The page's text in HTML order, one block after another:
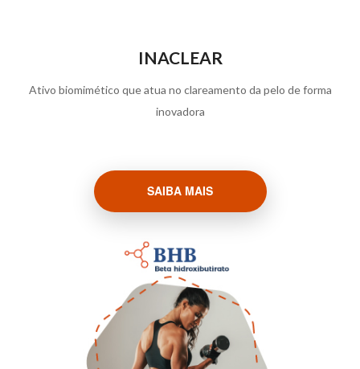
INACLEAR
Ativo biomimético que atua no clareamento da pelo de forma
inovadora
SAIBA MAIS